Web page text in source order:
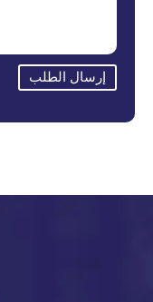
إرسال الطلب